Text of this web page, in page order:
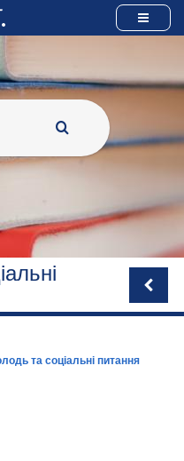
та соціальні питання